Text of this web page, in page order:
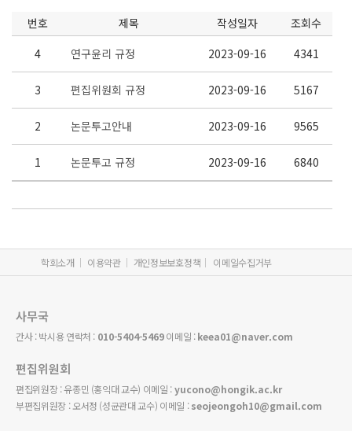
번호 제목 작성일자
조회수
4
연구윤리 규정 2023-09-16 4341
3 편집위원회 규정 2023-09-16 5167
2 논문투고안내 2023-09-16 9565
1 논문투고 규정 2023-09-16 6840
학회소개 이용약관 개인정보보호정책 이메일수집거부
사무국
간사 : 박시용 연락처 : 010-5404-5469이메일 :keea01@naver.com
편집위원회
편집위원장 : 유종민 (홍익대 교수) 이메일 :yucono@hongik.ac.kr
부편집위원장 : 오서정 (성균관대 교수) 이메일 :seojeongoh10@gmail.com